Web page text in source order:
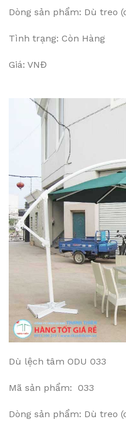
Dòng sản phẩm: Dù treo
Tình trạng: Còn Hàng
Giá: VNĐ
Dù lệch tâm ODU 033
Mã sản phẩm: 033
Dòng sản phẩm: Dù treo